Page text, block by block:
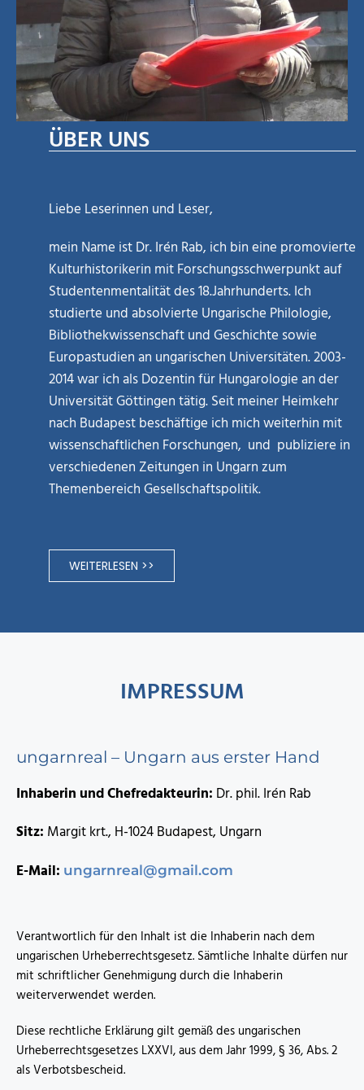
ÜBER UNS
Liebe Leserinnen und Leser,
mein Name ist Dr. Irén Rab, ich bin eine promovierte
Kulturhistorikerin mit Forschungsschwerpunkt auf
Studentenmentalität des 18.Jahrhunderts. Ich
studierte und absolvierte Ungarische Philologie,
Bibliothekwissenschaft und Geschichte sowie
Europastudien an ungarischen Universitäten. 2003-
2014 war ich als Dozentin für Hungarologie an der
Universität Göttingen tätig. Seit meiner Heimkehr
nach Budapest beschäftige ich mich weiterhin mit
wissenschaftlichen Forschungen, und publiziere in
verschiedenen Zeitungen in Ungarn zum
Themenbereich Gesellschaftspolitik.
WEITERLESEN >>
IMPRESSUM
ungarnreal – Ungarn aus erster Hand
Inhaberin und Chefredakteurin: Dr. phil. Irén Rab
Sitz: Margit krt., H-1024 Budapest, Ungarn
E-Mail: ungarnreal@gmail.com
Verantwortlich für den Inhalt ist die Inhaberin nach dem
ungarischen Urheberrechtsgesetz. Sämtliche Inhalte dürfen nur
mit schriftlicher Genehmigung durch die Inhaberin
weiterverwendet werden.
Diese rechtliche Erklärung gilt gemäß des ungarischen
Urheberrechtsgesetzes LXXVI, aus dem Jahr 1999, § 36, Abs. 2
als Verbotsbescheid.